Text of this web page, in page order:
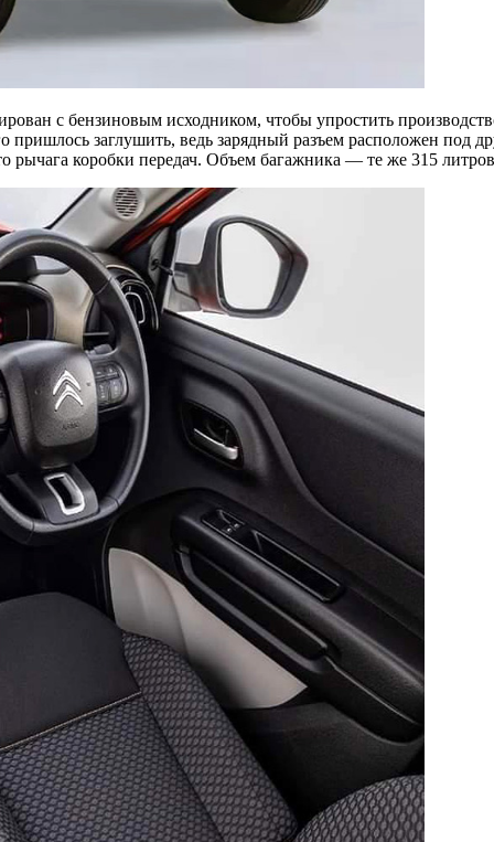
с бензиновым исходником, чтобы упростить
пришлось заглушить, ведь зарядный разъем расположен
коробки передач. Объем багажника — те же 315